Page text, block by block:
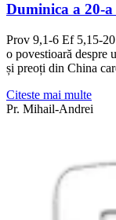
Duminica a 20-a
Prov 9,1-6 Ef 5,15-
o povestioară despre
și preoți din China
Citeste mai multe
Pr. Mihail-Andrei